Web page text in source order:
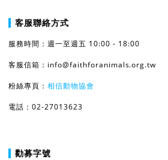
客服聯絡方式
服務時間：週一至週五 10:00 - 18:00
客服信箱：info@faithforanimals.org.tw
粉絲專頁： 相信動物協會
電話：02-27013623
勸募字號